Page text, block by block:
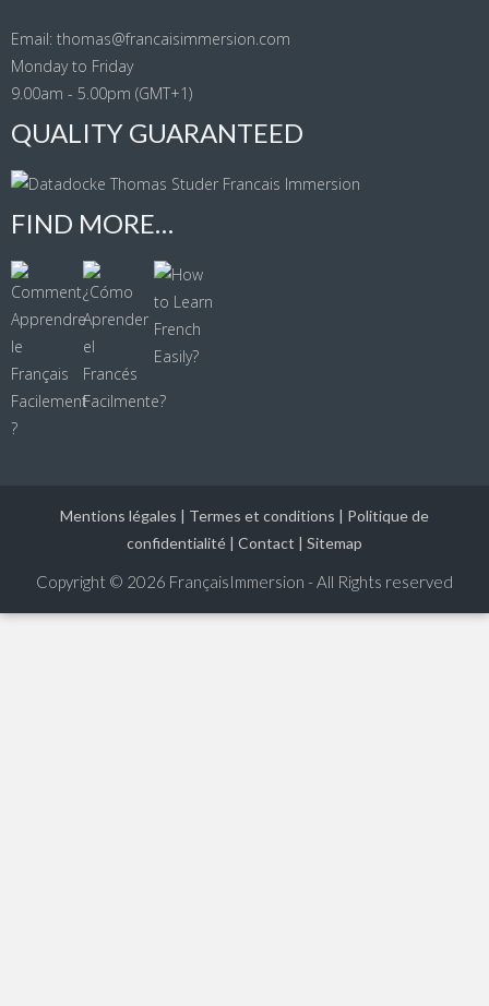
Email: thomas@francaisimmersion.com
Monday to Friday
9.00am - 5.00pm (GMT+1)
QUALITY GUARANTEED
FIND MORE…
Mentions légales | Termes et conditions | Politique de
confidentialité | Contact | Sitemap
Copyright © 2026 FrançaisImmersion - All Rights reserved